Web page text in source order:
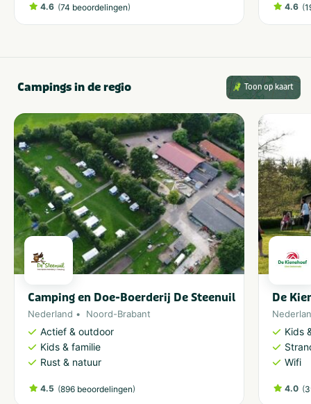
4.6 (74 beoordelingen) 4.6 (
Campings in de regio Toon op kaart
Camping en Doe-Boerderij De Steenuil
Nederland Noord-Brabant
Actief & outdoor
Kids & familie
Rust & natuur
4.5 (896 beoordelingen)
De
Kids
Wifi
4.0 (